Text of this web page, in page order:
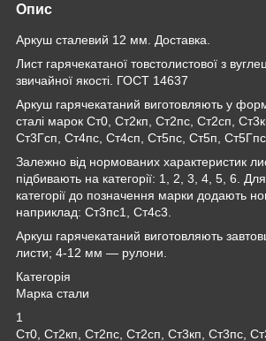
Опис
Аркуш сталевий 12 мм. Доставка.
Лист гарячекатаної товстолистової з
звичайної якості. ГОСТ 14637
Аркуш гарячекатаний виготовляють у формі
сталі марок Ст0, Ст2кп, Ст2пс, Ст2сп,
Ст3Гсп, Ст4пс, Ст4сп, Ст5пс, Ст5п,
Залежно від нормованих характеристик
підбивають на категорії: 1, 2, 3, 4, 5, 6.
категорії до позначення марки додають
наприклад: Ст3пс1, Ст4с3.
Аркуш гарячекатаний виготовляють
листи; 4-12 мм — рулони.
Категорія
Марка стали
1
Ст0, Ст2кп, Ст2пс, Ст2сп, Ст3кп, Ст3пс,